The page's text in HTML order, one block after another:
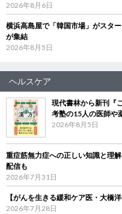
2026年8月6日
横浜高島屋で「韓国市場」がスタ
が集結
2026年8月5日
ヘルスケア
現代書林から新刊『
考塾の15人の医師や
2026年8月5日
重症筋無力症への正しい知識と理
配信も
2026年7月31日
【がんを生きる緩和ケア医・大橋
2026年7月28日